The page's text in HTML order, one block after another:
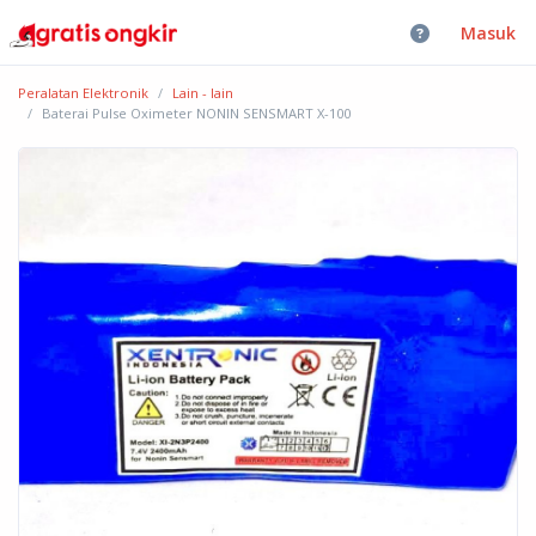
Masuk
Peralatan Elektronik
Lain - lain
Baterai Pulse Oximeter NONIN SENSMART X-100